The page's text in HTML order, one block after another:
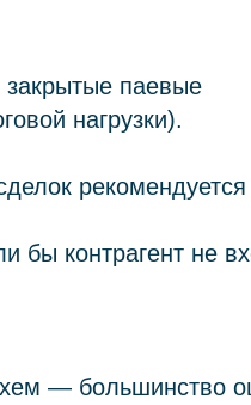
паевые
нагрузки).
бы контрагент не
— большинство